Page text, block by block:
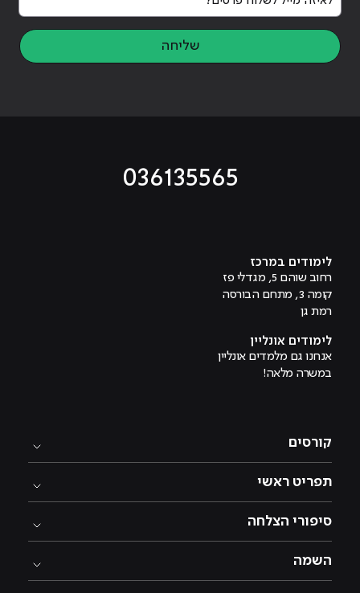
שליחה
036135565
לימודים במרכז
רחוב שוהם 5, מגדלי פז
קומה 3, מתחם הבורסה
רמת גן
לימודים אונליין
אנחנו גם מלמדים אונליין
במשרה מלאה!
קורסים
תפריט ראשי
סיפורי הצלחה
השמה